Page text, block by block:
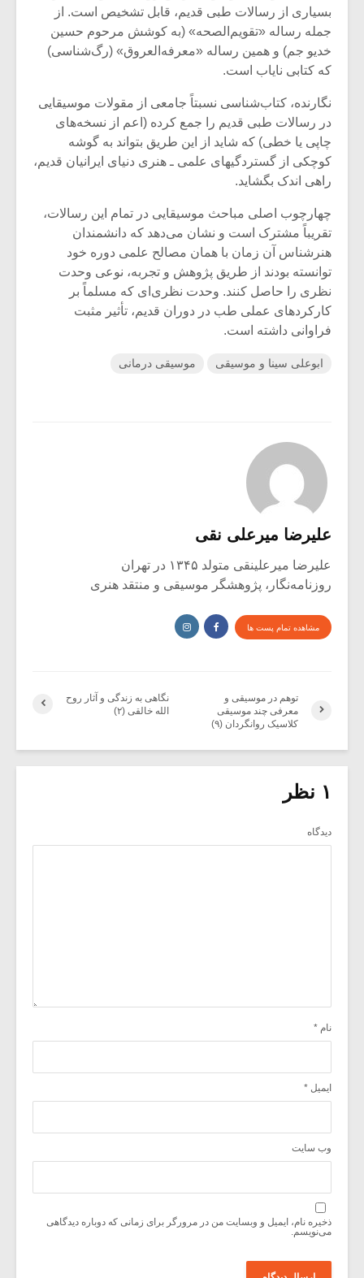
بسیاری از رسالات طبی قدیم، قابل تشخیص است. از
جمله رساله «تقویم‌الصحه» (به کوشش مرحوم حسین
خدیو جم) و همین رساله «معرفه‌العروق» (رگ‌شناسی)
که کتابی نایاب است.
نگارنده، کتاب‌شناسی نسبتاً جامعی از مقولات موسیقایی
در رسالات طبی قدیم را جمع کرده (اعم از نسخه‌های
چاپی یا خطی) که شاید از این طریق بتواند به گوشه
کوچکی از گستردگیهای علمی ـ هنری دنیای ایرانیان قدیم،
راهی اندک بگشاید.
چهارچوب اصلی مباحث موسیقایی در تمام این رسالات،
تقریباً مشترک است و نشان می‌دهد که دانشمندان
هنرشناس آن زمان با همان مصالح علمی دوره خود
توانسته بودند از طریق پژوهش و تجربه، نوعی وحدت
نظری را حاصل کنند. وحدت نظری‌ای که مسلماً بر
کارکردهای عملی طب در دوران قدیم، تأثیر مثبت
فراوانی داشته است.
ابوعلی سینا و موسیقی موسیقی درمانی
علیرضا میرعلی نقی
علیرضا میرعلینقی متولد ۱۳۴۵ در تهران
روزنامه‌نگار، پژوهشگر موسیقی و منتقد هنری
مشاهده تمام پست ها
نگاهی به زندگی و آثار روح
الله خالقی (۲)
توهم در موسیقی و
معرفی چند موسیقی‌
کلاسیک روانگردان (۹)
۱ نظر
دیدگاه
نام *
ایمیل *
وب‌ سایت
ذخیره نام، ایمیل و وبسایت من در مرورگر برای زمانی که دوباره دیدگاهی
می‌نویسم.